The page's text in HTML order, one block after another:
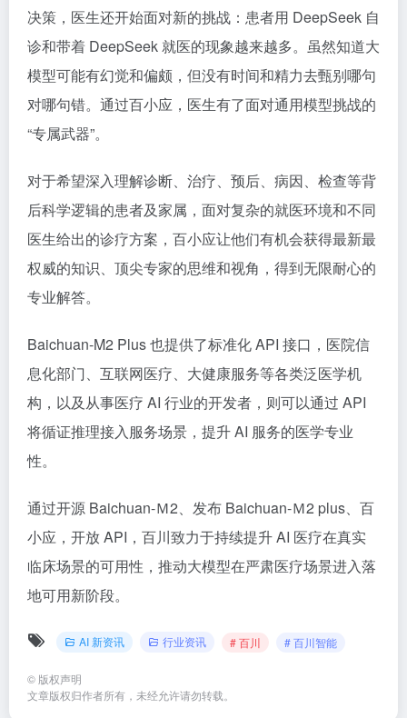
决策，医生还开始面对新的挑战：患者用 DeepSeek 自
诊和带着 DeepSeek 就医的现象越来越多。虽然知道大
模型可能有幻觉和偏颇，但没有时间和精力去甄别哪句
对哪句错。通过百小应，医生有了面对通用模型挑战的
“专属武器”。
对于希望深入理解诊断、治疗、预后、病因、检查等背
后科学逻辑的患者及家属，面对复杂的就医环境和不同
医生给出的诊疗方案，百小应让他们有机会获得最新最
权威的知识、顶尖专家的思维和视角，得到无限耐心的
专业解答。
Baichuan-M2 Plus 也提供了标准化 API 接口，医院信
息化部门、互联网医疗、大健康服务等各类泛医学机
构，以及从事医疗 AI 行业的开发者，则可以通过 API
将循证推理接入服务场景，提升 AI 服务的医学专业
性。
通过开源 Baichuan-Ｍ2、发布 Baichuan-Ｍ2 plus、百
小应，开放 API，百川致力于持续提升 AI 医疗在真实
临床场景的可用性，推动大模型在严肃医疗场景进入落
地可用新阶段。
AI 新资讯 行业资讯 # 百川 # 百川智能
© 版权声明
文章版权归作者所有，未经允许请勿转载。